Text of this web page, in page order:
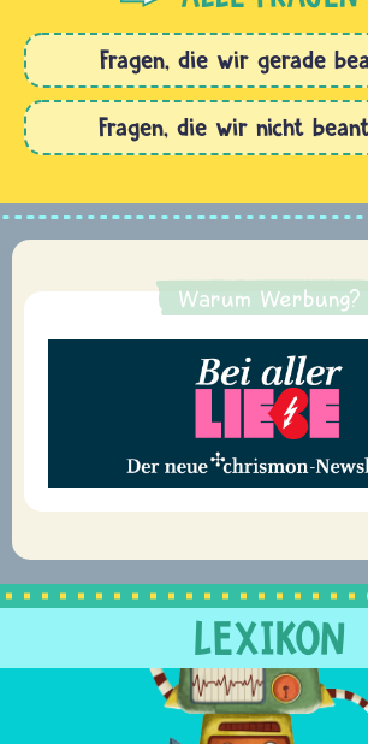
Fragen, die wir gerade
Fragen, die wir nicht
Warum Werbung?
LEXIKON